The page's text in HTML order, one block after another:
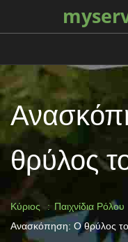
θρύλος
Κύριος
Παιχνίδια Ρόλου
Ανασκόπηση: Ο θρύλος